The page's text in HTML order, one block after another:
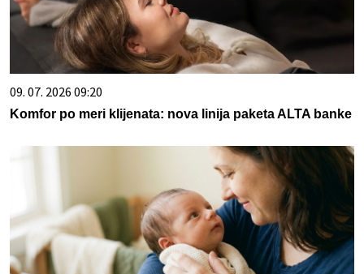
09. 07. 2026 09:20
Komfor po meri klijenata: nova linija paketa ALTA banke